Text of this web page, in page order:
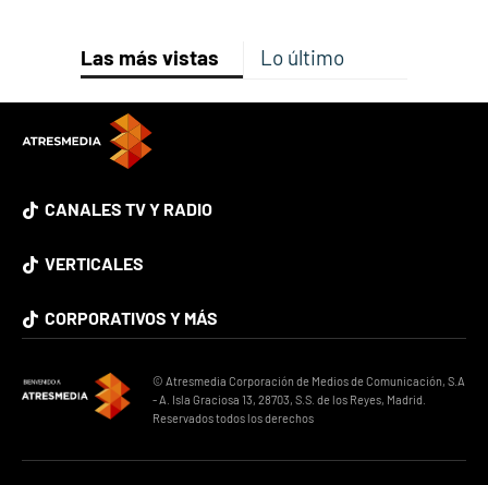
Las más vistas Lo último
CANALES TV Y RADIO
VERTICALES
CORPORATIVOS Y MÁS
© Atresmedia Corporación de Medios de Comunicación, S.A
- A. Isla Graciosa 13, 28703, S.S. de los Reyes, Madrid.
Reservados todos los derechos